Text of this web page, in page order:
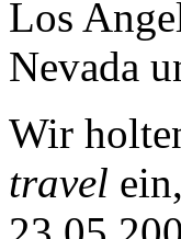
Los
Nevada
Wir
travel